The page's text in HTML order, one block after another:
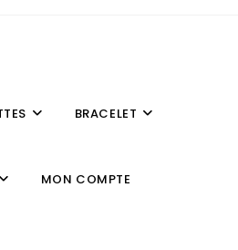
BRACELET
MON COMPTE